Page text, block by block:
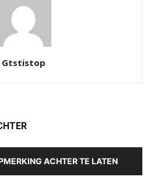
Gtstistop
ACHTER TE LATEN